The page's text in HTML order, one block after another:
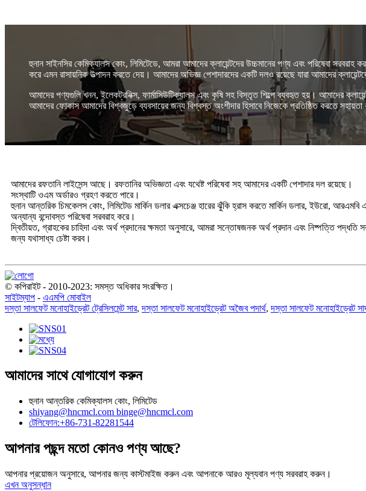
হুনান সাইনসির কেমিক্যালস কোং, লিমিটেডে, আমরা আমাদের ক্লায়েন্টদের উচ্চমানের পণ্য এবং পরিষেবা
করে এমন রাসায়নিক উত্পাদন করতে দেয়। আমাদের অভিজ্ঞ পেশাদারদের একটি দলও রয়েছে যারা আমাদের
আমাদের পণ্যগুলি খনন, ইলেকট্রনিক্স, ফার্মাসিউটিক্যালস এবং কৃষি সহ বিস্তৃত শিল্পে ব্যবহৃত হয়। আমাদের
আমাদের ফোকাস আমাদের বিশ্বজুড়ে ব্যবসায়ের জন্য বিশ্বস্ত অংশীদার হিসাবে নিজেকে প্রতিষ্ঠিত করতে সহায়তা
আমাদের রফতানি লাইসেন্স আছে। রফতানির অভিজ্ঞতা এবং যথেষ্ট পরিষেবা সহ আমাদের একটি পেশাদার দল রয়েছে।
সংস্থাটি ওএম অর্ডারও গ্রহণ করতে পারে।
হুনান আন্তরিক চিমকেলস কোং, লিমিটেড মার্কিন ডলার এক্সচেঞ্জ হারের ঝুঁকি হ্রাস করতে মার্কিন ডলার, ইউরো, আরএমবি
অন্যান্য বন্দোবস্ত পরিষেবা সরবরাহ করে।
দ্বিতীয়ত, গ্রাহকের চাহিদা এবং অর্থ প্রদানের ক্ষমতা অনুসারে, আমরা সন্তোষজনক অর্থ প্রদান এবং নিষ্পত্তি পদ্ধতি
জন্য যথাসাধ্য চেষ্টা করব।
© কপিরাইট - 2010-2023: সমস্ত অধিকার সংরক্ষিত।
সাইটম্যাপ - এএমপি মোবাইল
দস্তা সালফেট মনোহাইড্রেট ট্রেসিলমেন্ট সার,দস্তা সালফেট মনোহাইড্রেট অজৈব পদার্থ,দস্তা সালফেট মনোহাইড্রেট
আমাদের সাথে যোগাযোগ করুন
হুনান আন্তরিক কেমিক্যালস কোং, লিমিটেড
shiyang@hncmcl.com binge@hncmcl.com
টেলিফোন:+86-731-82281544
আপনার পছন্দ মতো কোনও পণ্য আছে?
আপনার প্রয়োজন অনুসারে, আপনার জন্য কাস্টমাইজ করুন এবং আপনাকে আরও মূল্যবান পণ্য সরবরাহ করুন।
এখন অনুসন্ধান